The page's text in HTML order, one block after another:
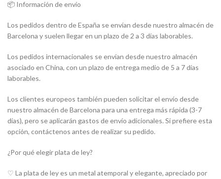
📦 Información de envío
Los pedidos dentro de España se envían desde nuestro almacén de
Barcelona y suelen llegar en un plazo de 2 a 3 días laborables.
Los pedidos internacionales se envían desde nuestro almacén
asociado en China, con un plazo de entrega medio de 5 a 7 días
laborables.
Los clientes europeos también pueden solicitar el envío desde
nuestro almacén de Barcelona para una entrega más rápida (3-7
días), pero se aplicarán gastos de envío adicionales. Si prefiere esta
opción, contáctenos antes de realizar su pedido.
¿Por qué elegir plata de ley?
♡ La plata de ley es un metal atemporal y elegante, apreciado por